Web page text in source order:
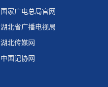
国家广电总局官网
湖北省广播电视局
湖北传媒网
中国记协网